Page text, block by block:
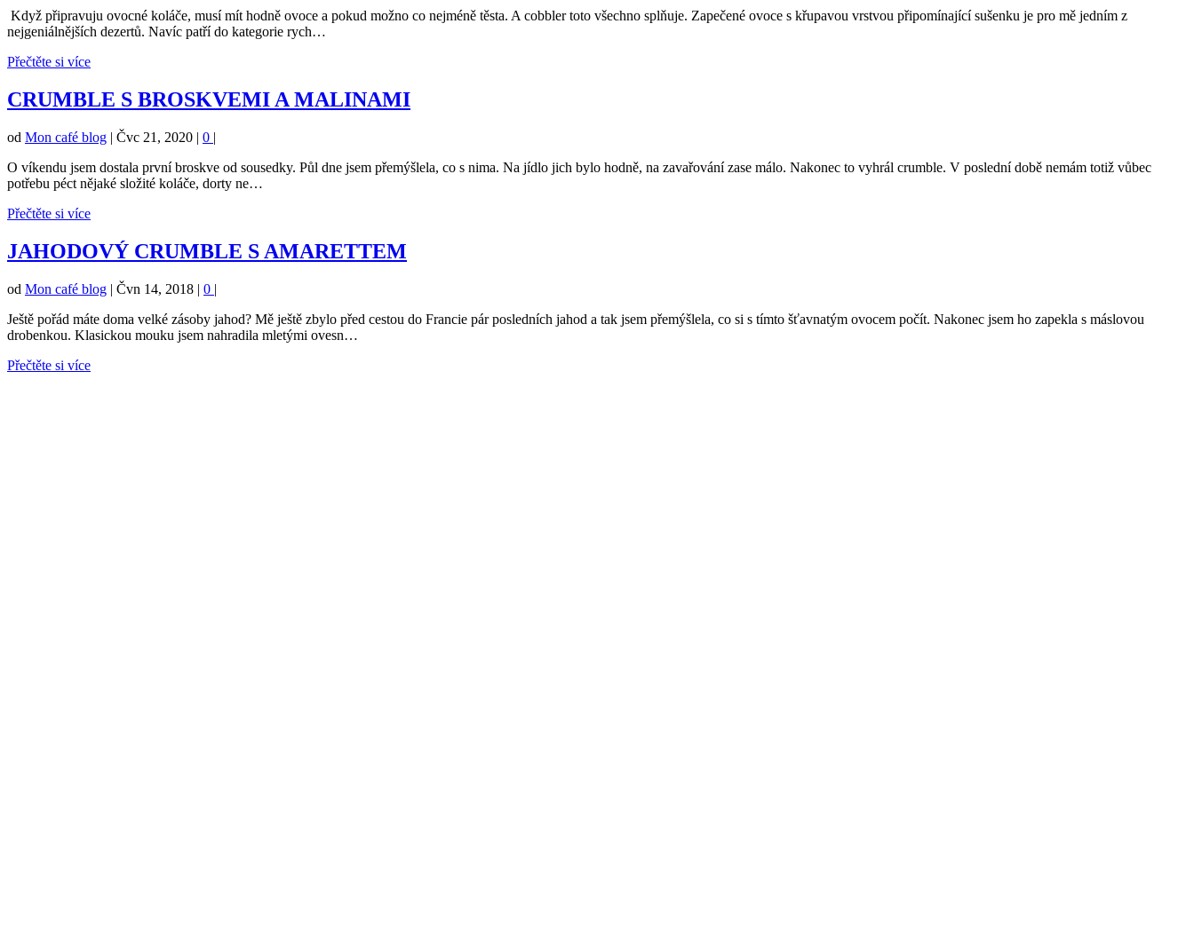
Když připravuju ovocné koláče, musí mít hodně ovoce a pokud možno co nejméně těsta. A cobbler toto všechno splňuje. Zapečené ovoce s křupavou vrstvou připomínající sušenku je pro mě jedním z
nejgeniálnějších dezertů. Navíc patří do kategorie rych…
Přečtěte si více
CRUMBLE S BROSKVEMI A MALINAMI
od Mon café blog | Čvc 21, 2020 | 0 |
O víkendu jsem dostala první broskve od sousedky. Půl dne jsem přemýšlela, co s nima. Na jídlo jich bylo hodně, na zavařování zase málo. Nakonec to vyhrál crumble. V poslední době nemám totiž vůbec
potřebu péct nějaké složité koláče, dorty ne…
Přečtěte si více
JAHODOVÝ CRUMBLE S AMARETTEM
od Mon café blog | Čvn 14, 2018 | 0 |
Ještě pořád máte doma velké zásoby jahod? Mě ještě zbylo před cestou do Francie pár posledních jahod a tak jsem přemýšlela, co si s tímto šťavnatým ovocem počít. Nakonec jsem ho zapekla s máslovou
drobenkou. Klasickou mouku jsem nahradila mletými ovesn…
Přečtěte si více